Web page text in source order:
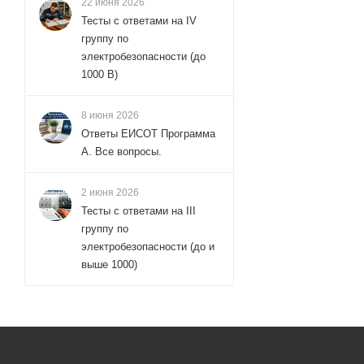
22 июня 2026
Тесты с ответами на IV
группу по
электробезопасности (до
1000 В)
8 июня 2026
Ответы ЕИСОТ Программа
А. Все вопросы.
2 июня 2026
Тесты с ответами на III
группу по
электробезопасности (до и
выше 1000)